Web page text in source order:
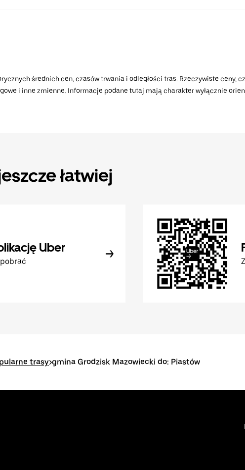
średnich cen, czasów trwania i odległości tras. Rzeczywiste ceny,
i inne zmienne. Informacje podane tutaj mają charakter wyłącznie
łatwiej
Uber
trasy>gmina Grodzisk Mazowiecki do: Piastów